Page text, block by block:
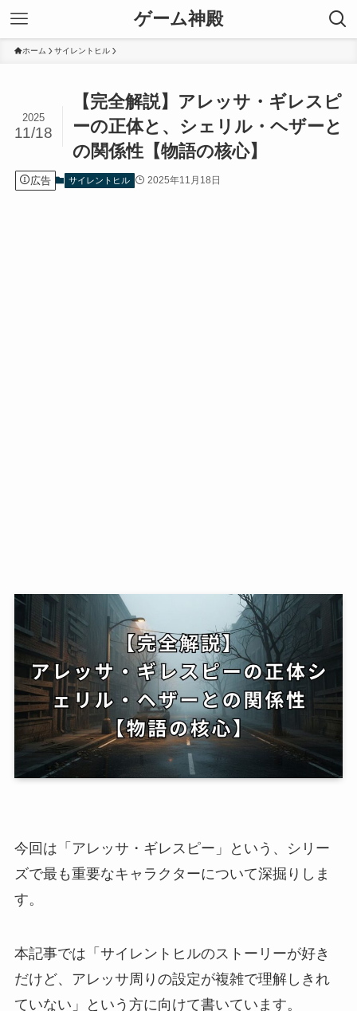
ゲーム神殿
ホーム サイレントヒル
【完全解説】アレッサ・ギレスピ
ーの正体と、シェリル・ヘザーと
の関係性【物語の核心】
2025
11/18
広告 サイレントヒル 2025年11月18日
今回は「アレッサ・ギレスピー」という、シリー
ズで最も重要なキャラクターについて深掘りしま
す。
本記事では「サイレントヒルのストーリーが好き
だけど、アレッサ周りの設定が複雑で理解しきれ
ていない」という方に向けて書いています。